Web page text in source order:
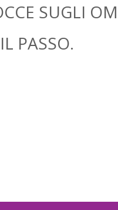
SUGLI
PASSO.